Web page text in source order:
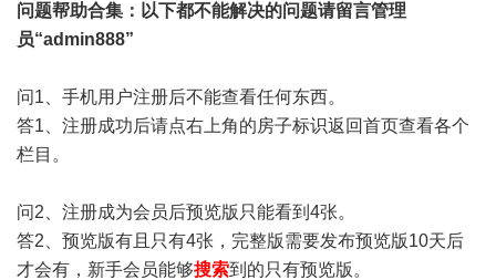
问题帮助合集 ：以下都不能解决的问题请留言管理
员“admin888”
问1、手机用户注册后不能查看任何东西。
答1、注册成功后请点右上角的房子标识返回首页查看各个
栏目。
问2、注册成为会员后预览版只能看到4张。
答2、预览版有且只有4张，完整版需要发布预览版10天后
才会有，新手会员能够搜索到的只有预览版。